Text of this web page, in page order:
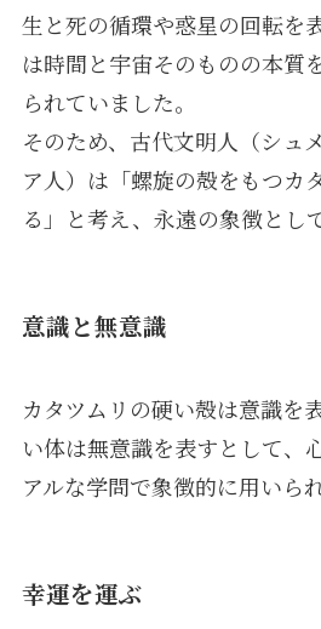
生と死の循環や惑星の回転を
は時間と宇宙そのものの本質
られていました。
そのため、古代文明人（シュ
ア人）は「螺旋の殻をもつカ
る」と考え、永遠の象徴とし
意識と無意識
カタツムリの硬い殻は意識を
い体は無意識を表すとして、
アルな学問で象徴的に用いら
幸運を運ぶ